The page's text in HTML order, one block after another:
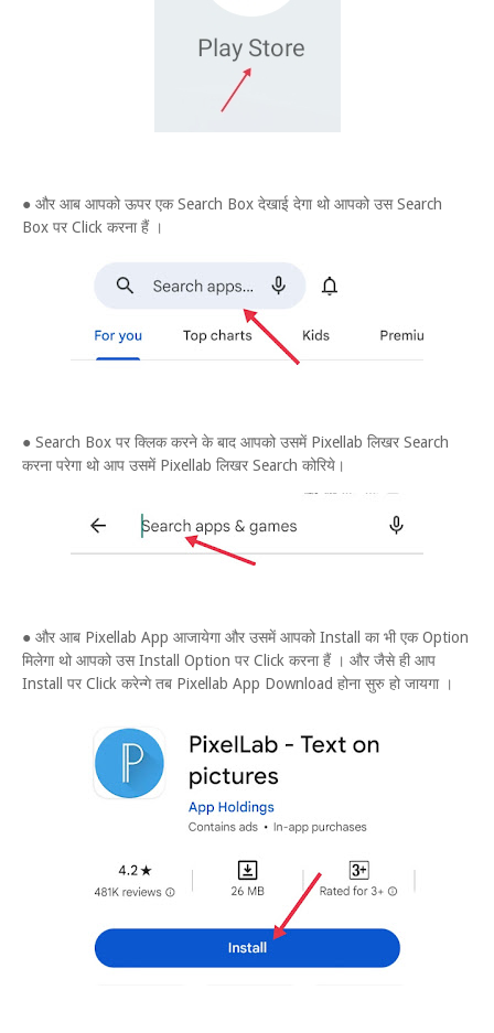
● और आब आपको ऊपर एक Search Box देखाई देगा थो आपको उस Search
Box पर Click करना हैं ।
● Search Box पर क्लिक करने के बाद आपको उसमें Pixellab लिखर Search
करना परेगा थो आप उसमें Pixellab लिखर Search कोरिये।
● और आब Pixellab App आजायेगा और उसमें आपको Install का भी एक Option
मिलेगा थो आपको उस Install Option पर Click करना हैं । और जैसे ही आप
Install पर Click करेन्गे तब Pixellab App Download होना सुरु हो जायगा ।